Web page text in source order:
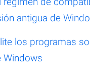
antigua de
los programas
Windows